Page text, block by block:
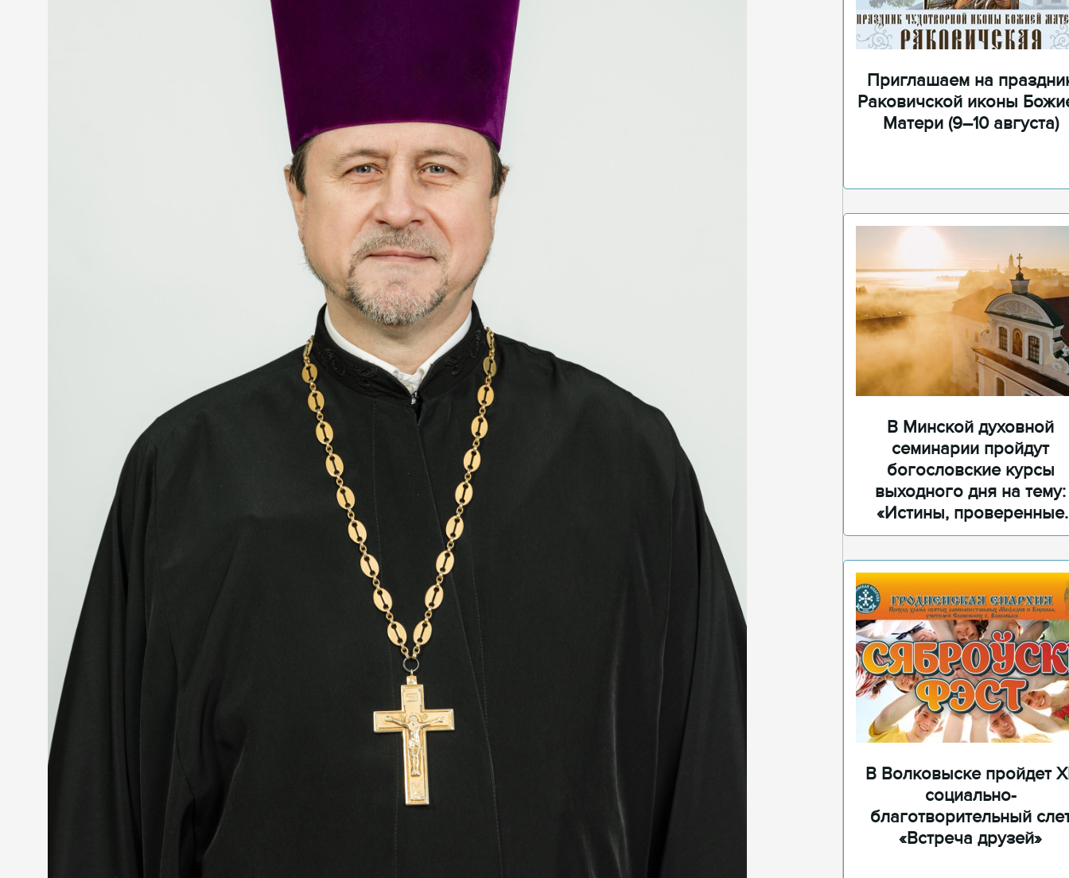
Приглашаем на
Раковичской иконы
Матери (9–10 августа)
В Минской духовной
семинарии пройдут
богословские курсы
выходного дня на тему:
«Истины, проверенные
временем»
В Волковыске пройдет
социально-
благотворительный
«Встреча друзей»